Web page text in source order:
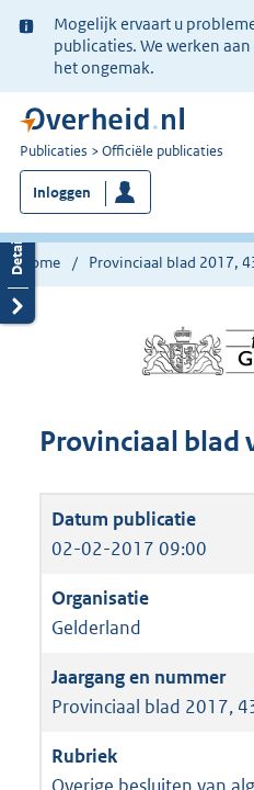
Ter
informatie:
Mogelijk ervaart u
publicaties. We werken
het ongemak.
U
bent
nu
hier:
Publicaties Officiële publicaties
Inloggen
Home Provinciaal blad 2017,
Provinciaal blad
02-02-2017 09:00
Gelderland
Provinciaal blad 2017,